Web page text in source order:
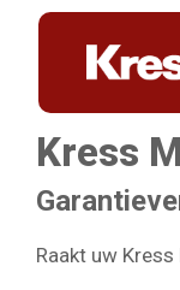
Kress
Raakt uw